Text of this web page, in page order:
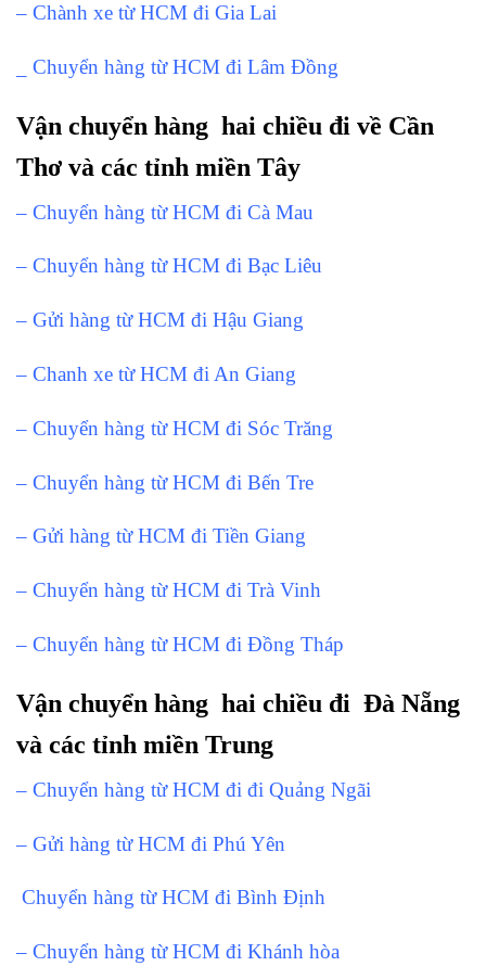
– Chành xe từ HCM đi Gia Lai
_ Chuyển hàng từ HCM đi Lâm Đồng
Vận chuyển hàng hai chiều đi về Cần
Thơ và các tỉnh miền Tây
– Chuyển hàng từ HCM đi Cà Mau
– Chuyển hàng từ HCM đi Bạc Liêu
– Gửi hàng từ HCM đi Hậu Giang
– Chanh xe từ HCM đi An Giang
– Chuyển hàng từ HCM đi Sóc Trăng
– Chuyển hàng từ HCM đi Bến Tre
– Gửi hàng từ HCM đi Tiền Giang
– Chuyển hàng từ HCM đi Trà Vinh
– Chuyển hàng từ HCM đi Đồng Tháp
Vận chuyển hàng hai chiều đi Đà Nẵng
và các tỉnh miền Trung
– Chuyển hàng từ HCM đi đi Quảng Ngãi
– Gửi hàng từ HCM đi Phú Yên
Chuyển hàng từ HCM đi Bình Định
– Chuyển hàng từ HCM đi Khánh hòa